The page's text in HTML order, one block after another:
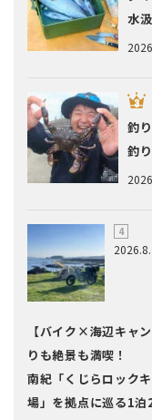
水
釣
釣
【バイク×海辺キャ
りも絶景も満喫！
南紀「くじらロック
場」を拠点に巡る1泊